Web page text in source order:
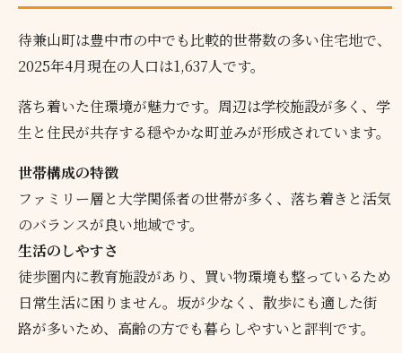
待兼山町は豊中市の中でも比較的世帯数の多い住宅地で、
2025年4月現在の人口は1,637人です。
落ち着いた住環境が魅力です。周辺は学校施設が多く、学
生と住民が共存する穏やかな町並みが形成されています。
世帯構成の特徴
ファミリー層と大学関係者の世帯が多く、落ち着きと活気
のバランスが良い地域です。
生活のしやすさ
徒歩圏内に教育施設があり、買い物環境も整っているため
日常生活に困りません。坂が少なく、散歩にも適した街
路が多いため、高齢の方でも暮らしやすいと評判です。